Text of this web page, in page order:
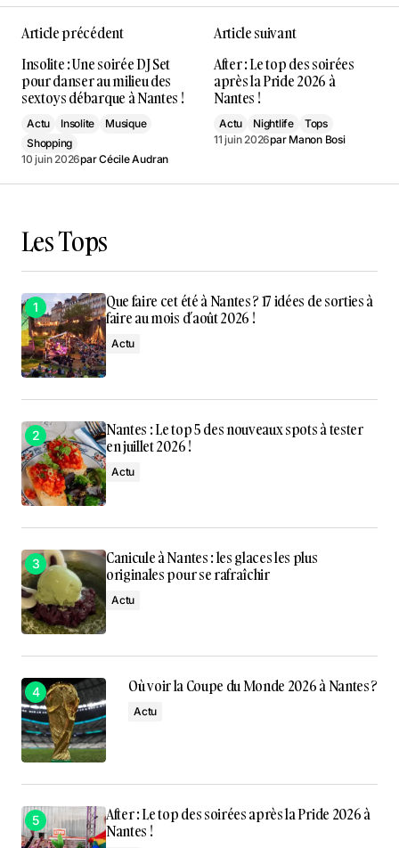
Article précédent
Insolite : Une soirée DJ Set
pour danser au milieu des
sextoys débarque à Nantes !
Actu Insolite
Musique
Shopping
10 juin 2026parCécile Audran
Article suivant
After : Le top des soirées
après la Pride 2026 à
Nantes !
Actu Nightlife
Tops
11 juin 2026par Manon Bosi
Les Tops
Que faire cet été à Nantes ? 17 idées de sorties à
faire au mois d’août 2026 !
Actu
Nantes : Le top 5 des nouveaux spots à tester
en juillet 2026 !
Actu
Canicule à Nantes : les glaces les plus
originales pour se rafraîchir
Actu
Où voir la Coupe du Monde 2026 à Nantes ?
Actu
After : Le top des soirées après la Pride 2026 à
Nantes !